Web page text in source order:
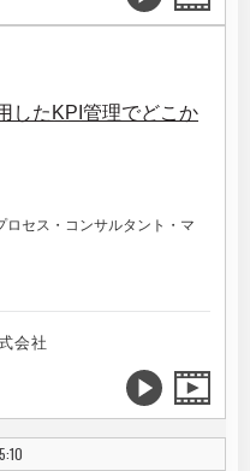
したKPI管理でどこか
ロセス・コンサルタント・マ
会社